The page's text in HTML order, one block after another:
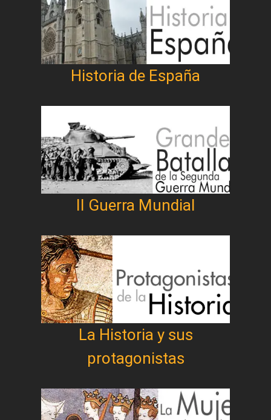
Historia de España
II Guerra Mundial
La Historia y sus
protagonistas